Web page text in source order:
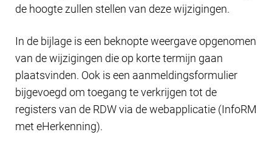
de hoogte zullen stellen van deze wijzigingen.
In de bijlage is een beknopte weergave opgenomen
van de wijzigingen die op korte termijn gaan
plaatsvinden. Ook is een aanmeldingsformulier
bijgevoegd om toegang te verkrijgen tot de
registers van de RDW via de webapplicatie (InfoRM
met eHerkenning).